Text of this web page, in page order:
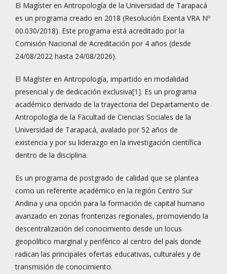
El Magíster en Antropología de la Universidad de Tarapacá
es un programa creado en 2018 (Resolución Exenta VRA Nº
00.030/2018). Este programa está acreditado por la
Comisión Nacional de Acreditación por 4 años (desde
24/08/2022 hasta 24/08/2026).
El Magíster en Antropología, impartido en modalidad
presencial y de dedicación exclusiva[1]. Es un programa
académico derivado de la trayectoria del Departamento de
Antropología de la Facultad de Ciencias Sociales de la
Universidad de Tarapacá, avalado por 52 años de
existencia y por su liderazgo en la investigación científica
dentro de la disciplina.
Es un programa de postgrado de calidad que se plantea
como un referente académico en la región Centro Sur
Andina y una opción para la formación de capital humano
avanzado en zonas fronterizas regionales, promoviendo la
descentralización del conocimiento desde un locus
geopolítico marginal y periférico al centro del país donde
radican las principales ofertas educativas, culturales y de
transmisión de conocimiento.